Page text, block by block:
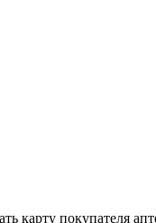
карту покупателя